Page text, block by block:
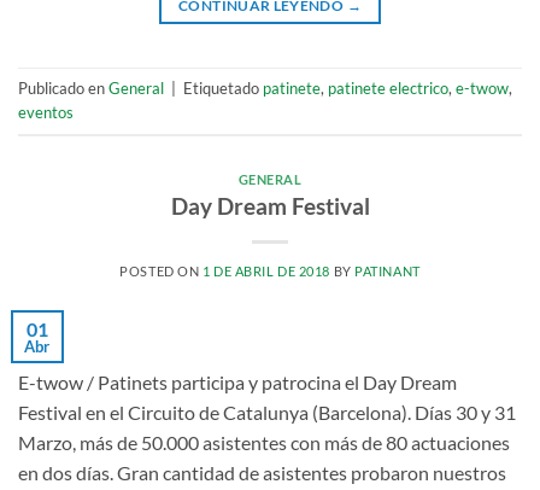
CONTINUAR LEYENDO →
Publicado enGeneral Etiquetado patinete, patinete electrico, e-twow,
eventos
GENERAL
Day Dream Festival
POSTED ON 1 DE ABRIL DE 2018 BY PATINANT
01
Abr
E-twow / Patinets participa y patrocina el Day Dream
Festival en el Circuito de Catalunya (Barcelona). Días 30 y 31
Marzo, más de 50.000 asistentes con más de 80 actuaciones
en dos días. Gran cantidad de asistentes probaron nuestros